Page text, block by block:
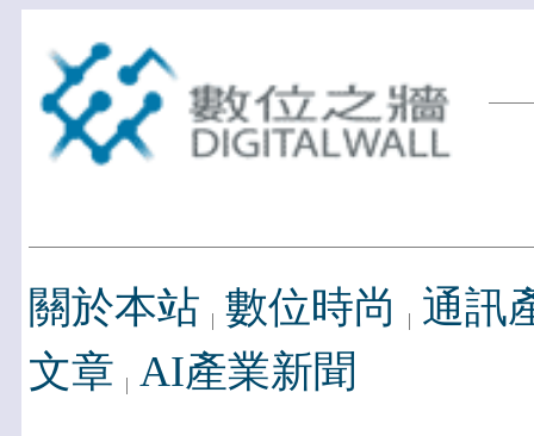
關於本站 數位時尚
通訊
文章 AI產業新聞